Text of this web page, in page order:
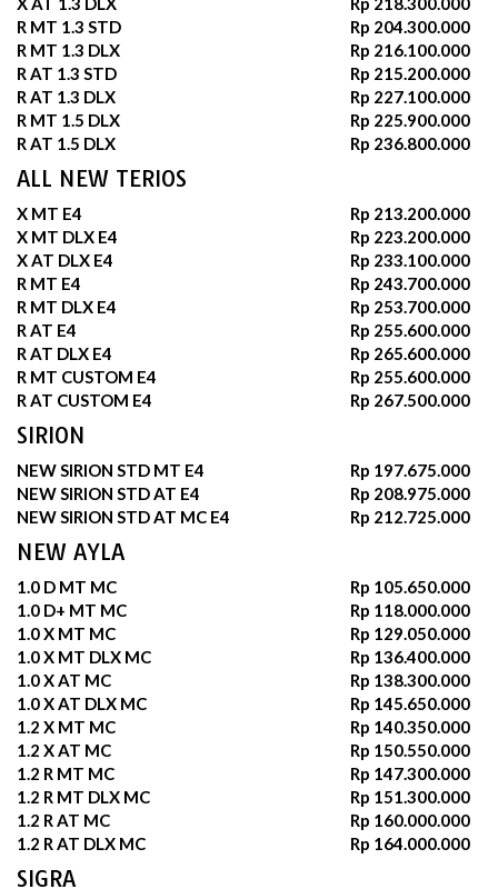
R MT 1.3 STD
Rp 204.300.000
R MT 1.3 DLX
Rp 216.100.000
R AT 1.3 STD
Rp 215.200.000
R AT 1.3 DLX
Rp 227.100.000
R MT 1.5 DLX
Rp 225.900.000
R AT 1.5 DLX
Rp 236.800.000
ALL NEW TERIOS
X MT E4
Rp 213.200.000
X MT DLX E4
Rp 223.200.000
X AT DLX E4
Rp 233.100.000
R MT E4
Rp 243.700.000
R MT DLX E4
Rp 253.700.000
R AT E4
Rp 255.600.000
R AT DLX E4
Rp 265.600.000
R MT CUSTOM E4
Rp 255.600.000
R AT CUSTOM E4
Rp 267.500.000
SIRION
NEW SIRION STD MT E4
Rp 197.675.000
NEW SIRION STD AT E4
Rp 208.975.000
NEW SIRION STD AT MC E4
Rp 212.725.000
NEW AYLA
1.0 D MT MC
Rp 105.650.000
1.0 D+ MT MC
Rp 118.000.000
1.0 X MT MC
Rp 129.050.000
1.0 X MT DLX MC
Rp 136.400.000
1.0 X AT MC
Rp 138.300.000
1.0 X AT DLX MC
Rp 145.650.000
1.2 X MT MC
Rp 140.350.000
1.2 X AT MC
Rp 150.550.000
1.2 R MT MC
Rp 147.300.000
1.2 R MT DLX MC
Rp 151.300.000
1.2 R AT MC
Rp 160.000.000
1.2 R AT DLX MC
Rp 164.000.000
SIGRA